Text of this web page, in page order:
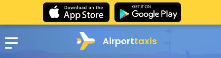
Airporttaxis